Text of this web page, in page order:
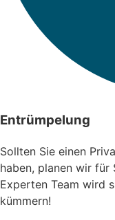
Entrümpelung
Sollten Sie einen
haben, planen wir für
Experten Team wird
kümmern!